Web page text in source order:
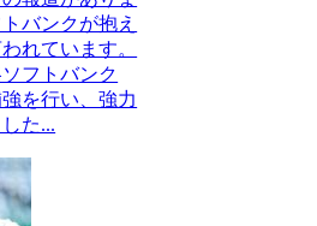
バンクが抱え
れています。
フトバンク
を行い、強力
た...